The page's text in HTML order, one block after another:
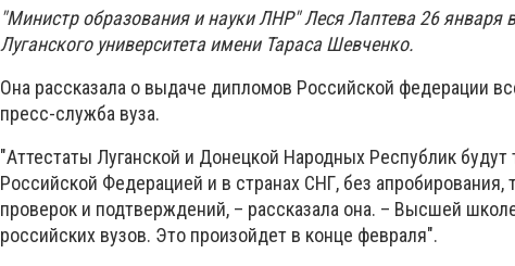
"Министр образования и науки ЛНР" Леся Лаптева 26 января
Луганского университета имени Тараса Шевченко.
Она рассказала о выдаче дипломов Российской федерации
пресс-служба вуза.
"Аттестаты Луганской и Донецкой Народных Республик
Российской Федерацией и в странах СНГ, без апробирования,
проверок и подтверждений, – рассказала она. – Высшей
российских вузов. Это произойдет в конце февраля".